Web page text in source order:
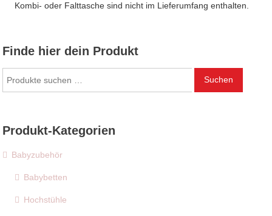
Kombi- oder Falttasche sind nicht im Lieferumfang enthalten.
Finde hier dein Produkt
nach:
Suchen
Produkt-Kategorien
Babyzubehör
Babybetten
Hochstühle